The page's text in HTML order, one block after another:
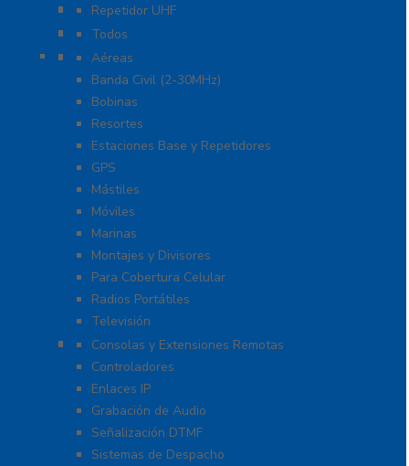
Repetidores para Radiocomunicación
Repetidor UHF
Radio Sobre Celular PoC
Todos
Antenas
Aéreas
Banda Civil (2-30MHz)
Bobinas
Resortes
Estaciones Base y Repetidores
GPS
Mástiles
Móviles
Marinas
Montajes y Divisores
Para Cobertura Celular
Radios Portátiles
Televisión
Aplicaciones y Soluciones
Consolas y Extensiones Remotas
Controladores
Enlaces IP
Grabación de Audio
Señalización DTMF
Sistemas de Despacho